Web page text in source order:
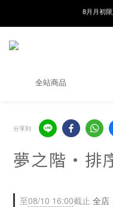
8月月初
線在，好
🌸新會
全站商品
分享到
夢之階・排
至08/10 16:00截止 全店